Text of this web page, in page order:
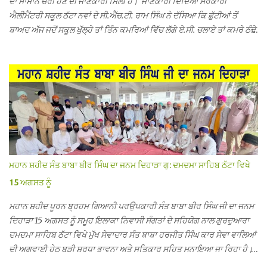
ਐਲੀਮੈਂਟਰੀ ਸਕੂਲ ਠੱਟਾ ਨਵਾਂ ਦੇ ਸੀ.ਐੱਚ.ਟੀ. ਰਾਮ ਸਿੰਘ ਨੇ ਦੱਸਿਆ ਕਿ ਛੁੱਟੀਆਂ ਤੋਂ
ਬਾਅਦ ਅੱਜ ਜਦੋਂ ਸਕੂਲ ਖੁੱਲ੍ਹੇ ਤਾਂ ਤਿੰਨ ਕਮਰਿਆਂ ਵਿੱਚ ਲੱਗੇ ਏ.ਸੀ. ਚਲਾਏ ਤਾਂ ਕਮਰੇ ਠੰਢੇ
ਚੋਰੀ ਕੀਤੀਆਂ ਹੋਈਆਂ ਸਨ। ਉਨ੍ਹਾਂ ਦੱਸਿਆ ਕਿ ਉਹ ਛੁੱਟੀਆਂ ਦੌਰਾਨ ਵੀ ਸਕੂਲ ਗੇੜਾ
ਮਾਰਦੇ ਸਨ ਅਤੇ 20 ਜੂਨ ਤੱਕ ਸਭ ਠੀਕ ਸੀ। ਚੋਰੀ ਦੀ ਘਟਨਾ 20 ਤੋਂ 30 ਜੂਨ ਵਿਚਕਾਰ
ਹੋਈ ਜਾਪਦੀ ਹੈ। ਇਸ ਮੌਕੇ ਸਕੂਲ ਸਟਾਫ ਮੈਂਬਰਾਂ ਅੰਜੂ ਬਾਲਾ, ਹਰਜੀਤ ਕੌਰ, ਕਮਲਪ੍ਰੀਤ
ਕੌਰ ਅਤੇ ਹਰਵਿੰਦਰ ਸਿੰਘ ਟੋਡਰਵਾਲ ਨੇ ਦੱਸਿਆ ਕਿ ਸਕੂਲ ਵਿੱਚ ਪਿਛਲੇ ਸਾਲ ਤਿੰਨ ਏ.
ਸੀ. ਲਾਉਣ ਦੀ ਸੇਵਾ ਸੀ.ਐੱਚ.ਟੀ. ਰਾਮ ਸਿੰਘ ਵੱਲੋਂ ਕੀਤੀ ਗਈ ਸੀ ਜਿਸ ਦੀ ਮਾਪਿਆਂ ਨੇ ਖੂਬ
ਪ੍ਰਸੰਸਾ ਕੀਤੀ ਸੀ। ਉਨ੍ਹਾਂ ਦੱਸਿਆ ਕਿ ਏਸੀ ਚੋਰੀ ਹੋਣ ਨਾਲ ਬੱਚਿਆਂ ਦੇ ਮਾਪਿਆਂ ਵਿੱਚ
ਭਾਰੀ ਰੋਸ ਹੈ ਅਤੇ ਉਨ੍ਹਾਂ ਨੇ ਪੁਲਿਸ ਪ੍ਰਸ਼ਾਸਨ ਤੋਂ ਤਰੁੰਤ ਚੋਰਾਂ ਨੂੰ ਗ੍ਰਿਫਤਾਰ ਕੀਤੇ ਜਾਣ
ਦੀ ਮੰਗ ਕੀਤੀ ਹੈ। ਸਟਾਫ ਮੈਂਬਰਾਂ ਨੇ ਦੱਸਿਆ ਕਿ ਚੋਰੀ ਦੀ ਘਟਨਾ ਸੰਬ...
ਮਹਾਨ ਸ਼ਹੀਦ ਸੰਤ ਬਾਬਾ ਬੀਰ ਸਿੰਘ ਦਾ ਜਨਮ ਦਿਹਾੜਾ ਗੁ: ਦਮਦਮਾ ਸਾਹਿਬ ਠੱਟਾ ਵਿਖੇ
15 ਅਗਸਤ ਨੂੰ
ਮਹਾਨ ਸ਼ਹੀਦ ਪੂਰਨ ਬ੍ਰਹਮ ਗਿਆਨੀ ਪਰਉਪਕਾਰੀ ਸੰਤ ਬਾਬਾ ਬੀਰ ਸਿੰਘ ਜੀ ਦਾ ਜਨਮ
ਦਿਹਾੜਾ 15 ਅਗਸਤ ਨੂੰ ਸਮੂਹ ਇਲਾਕਾ ਨਿਵਾਸੀ ਸੰਗਤਾਂ ਦੇ ਸਹਿਯੋਗ ਨਾਲ ਗੁਰਦੁਆਰਾ
ਦਮਦਮਾ ਸਾਹਿਬ ਠੱਟਾ ਵਿਖੇ ਮੁੱਖ ਸੇਵਾਦਾਰ ਸੰਤ ਬਾਬਾ ਹਰਜੀਤ ਸਿੰਘ ਕਾਰ ਸੇਵਾ ਵਾਲਿਆਂ
ਦੀ ਅਗਵਾਈ ਹੇਠ ਬੜੀ ਸ਼ਰਧਾ ਭਾਵਨਾ ਅਤੇ ਸਤਿਕਾਰ ਸਹਿਤ ਮਨਾਇਆ ਜਾ ਰਿਹਾ ਹੈ।